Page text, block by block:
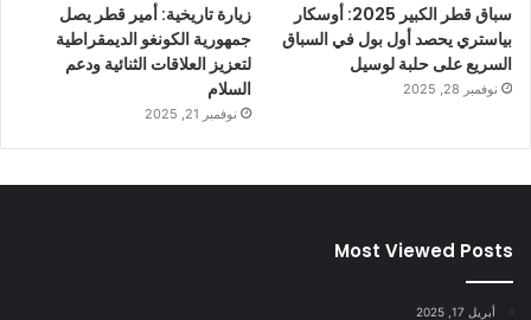
سباق قطر الكبير 2025: أوسكار
بياستري يحصد أول بول في السباق
السريع على حلبة لوسيل
نوفمبر 28, 2025
زيارة تاريخية: أمير قطر يصل
جمهورية الكونغو الديمقراطية
لتعزيز العلاقات الثنائية ودعم
السلام
نوفمبر 21, 2025
Most Viewed Posts
أبريل 17, 2025